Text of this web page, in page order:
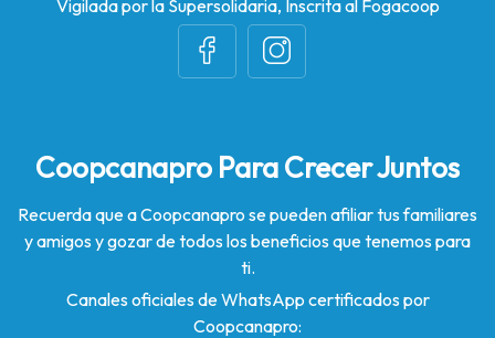
Vigilada por la Supersolidaria, Inscrita al Fogacoop
Coopcanapro Para Crecer Juntos
Recuerda que a Coopcanapro se pueden afiliar tus familiares
y amigos y gozar de todos los beneficios que tenemos para
ti.
Canales oficiales de WhatsApp certificados por
Coopcanapro: